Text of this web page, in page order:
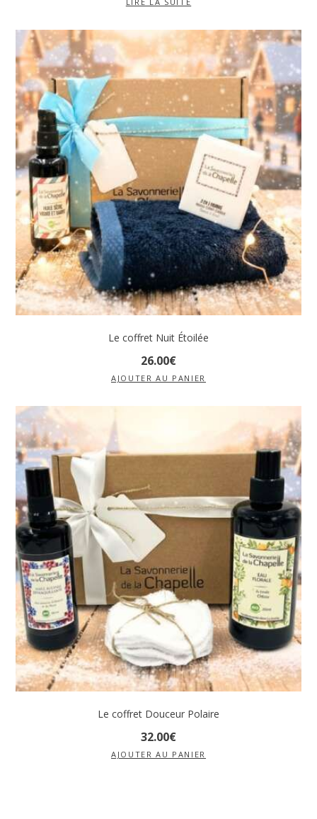
Le coffret Nuit Étoilée
26.00€
AJOUTER AU PANIER
Le coffret Douceur Polaire
32.00€
AJOUTER AU PANIER